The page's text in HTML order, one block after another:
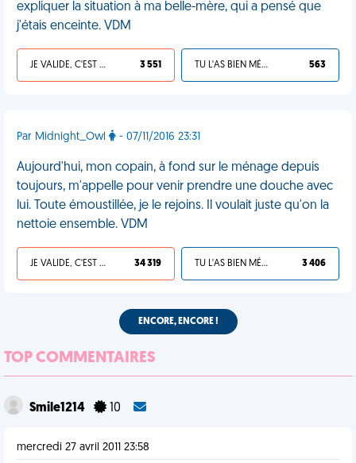
expliquer la situation à ma belle-mère, qui a pensé que
j'étais enceinte. VDM
JE VALIDE, C'EST UNE VDM 3 551 TU L'AS BIEN MÉRITÉ 563
Par Midnight_Owl - 07/11/2016 23:31
Aujourd'hui, mon copain, à fond sur le ménage depuis
toujours, m'appelle pour venir prendre une douche avec
lui. Toute émoustillée, je le rejoins. Il voulait juste qu'on la
nettoie ensemble. VDM
JE VALIDE, C'EST UNE VDM 34 319 TU L'AS BIEN MÉRITÉ 3 406
ENCORE, ENCORE !
TOP COMMENTAIRES
Smile1214 10
mercredi 27 avril 2011 23:58